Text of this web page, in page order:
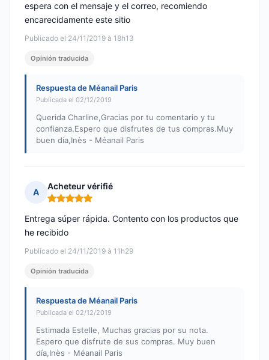
Publicado el 24/11/2019 à 18h13
espera con el mensaje y el correo, recomiendo
encarecidamente este sitio
Opinión traducida
Respuesta de Méanail Paris
Publicada el 02/12/2019
Querida Charline,Gracias por tu comentario y tu
confianza.Espero que disfrutes de tus compras.Muy
buen día,Inès - Méanail Paris
A
Acheteur vérifié
Nota: 5 de 5
Publicado el 24/11/2019 à 11h29
Entrega súper rápida. Contento con los productos que
he recibido
Opinión traducida
Respuesta de Méanail Paris
Publicada el 02/12/2019
Estimada Estelle, Muchas gracias por su nota.
Espero que disfrute de sus compras. Muy buen
día,Inès - Méanail Paris